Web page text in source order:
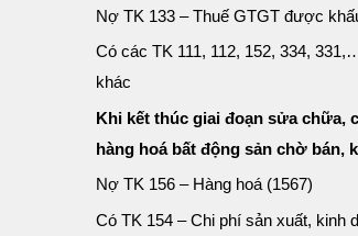
Nợ TK 133 – Thuế GTGT được
Có các TK 111, 112, 152, 334,
khác
Khi kết thúc giai đoạn sửa chữa,
hàng hoá bất động sản chờ bán,
Nợ TK 156 – Hàng hoá (1567)
Có TK 154 – Chi phí sản xuất, kinh